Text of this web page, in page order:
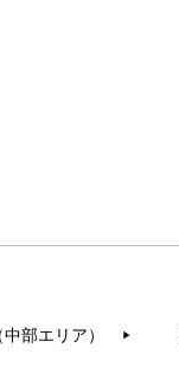
部エリア） ▶︎